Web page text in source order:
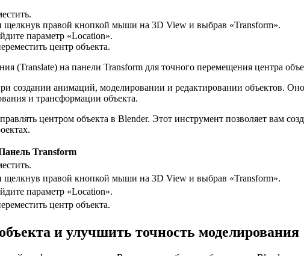
щелкнув правой кнопкой мыши на 3D View и выбрав «Transform».
параметр «Location».
центр объекта.
(Translate) на панели Transform для точного перемещения центра
создании анимаций, моделировании и редактировании объектов. Оно
и трансформации объекта.
центром объекта в Blender. Этот инструмент позволяет вам
Transform
щелкнув правой кнопкой мыши на 3D View и выбрав «Transform».
параметр «Location».
центр объекта.
и улучшить точность моделирования